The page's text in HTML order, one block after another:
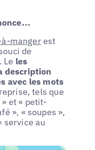
mangerest
de
Le les
description
avec les mots
tels que
et « petit-
», « soupes »,
service au